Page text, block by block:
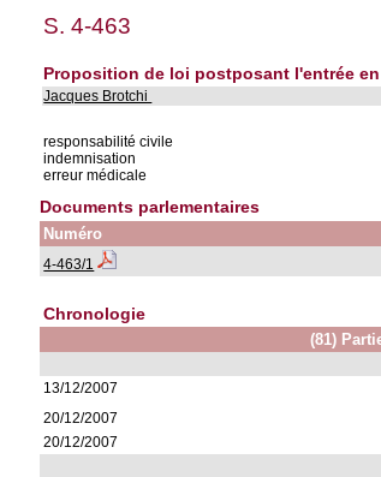
S. 4-463
Proposition de loi postposant l'entrée
Jacques Brotchi
responsabilité civile
indemnisation
erreur médicale
Documents parlementaires
Numéro
4-463/1
Chronologie
(81)
13/12/2007
20/12/2007
20/12/2007